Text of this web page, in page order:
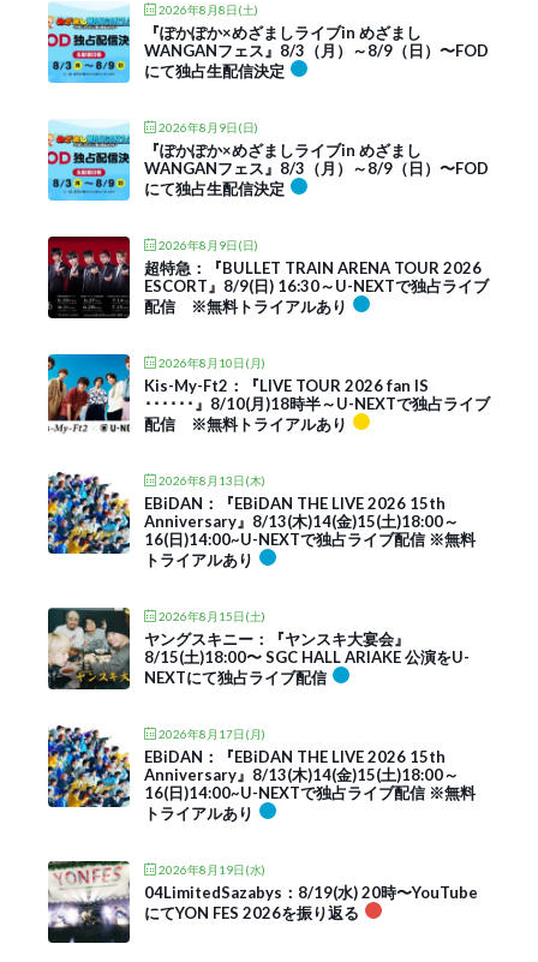
2026年8月8日(土)
『ぽかぽか×めざましライブin めざまし
WANGANフェス』8/3（月）～8/9（日）〜FOD
にて独占生配信決定
2026年8月9日(日)
『ぽかぽか×めざましライブin めざまし
WANGANフェス』8/3（月）～8/9（日）〜FOD
にて独占生配信決定
2026年8月9日(日)
超特急：『BULLET TRAIN ARENA TOUR 2026
ESCORT』8/9(日) 16:30～U-NEXTで独占ライブ
配信 ※無料トライアルあり
2026年8月10日(月)
Kis-My-Ft2：『LIVE TOUR 2026 fan IS
･･････』8/10(月)18時半～U-NEXTで独占ライブ
配信 ※無料トライアルあり
2026年8月13日(木)
EBiDAN：『EBiDAN THE LIVE 2026 15th
Anniversary』8/13(木)14(金)15(土)18:00～
16(日)14:00~U-NEXTで独占ライブ配信 ※無料
トライアルあり
2026年8月15日(土)
ヤングスキニー：『ヤンスキ大宴会』
8/15(土)18:00〜 SGC HALL ARIAKE 公演をU-
NEXTにて独占ライブ配信
2026年8月17日(月)
EBiDAN：『EBiDAN THE LIVE 2026 15th
Anniversary』8/13(木)14(金)15(土)18:00～
16(日)14:00~U-NEXTで独占ライブ配信 ※無料
トライアルあり
2026年8月19日(水)
04LimitedSazabys：8/19(水) 20時〜YouTube
にてYON FES 2026を振り返る